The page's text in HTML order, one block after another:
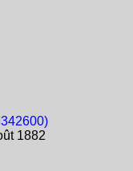
1882